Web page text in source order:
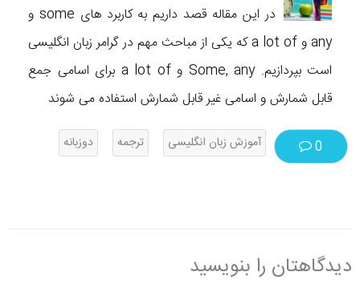
در این مقاله قصد داریم به کاربرد های some و
any و a lot of که یکی از مباحث مهم در گرامر زبان انگلیسی
است بپردازیم. Some, any و a lot of برای اسامی جمع
قابل شمارش و اسامی غیر قابل شمارش استفاده می شوند
0 آموزش زبان انگلیسی ترجمه دوزبانه
دیدگاهتان را بنویسید